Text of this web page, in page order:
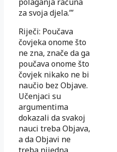
za svoja djela.’”
Riječi: Poučava
čovjeka onome što
ne zna, znače da ga
poučava onome što
čovjek nikako ne bi
naučio bez Objave.
Učenjaci su
argumen­tima
dokazali da svakoj
nauci treba Objava,
a da Objavi ne